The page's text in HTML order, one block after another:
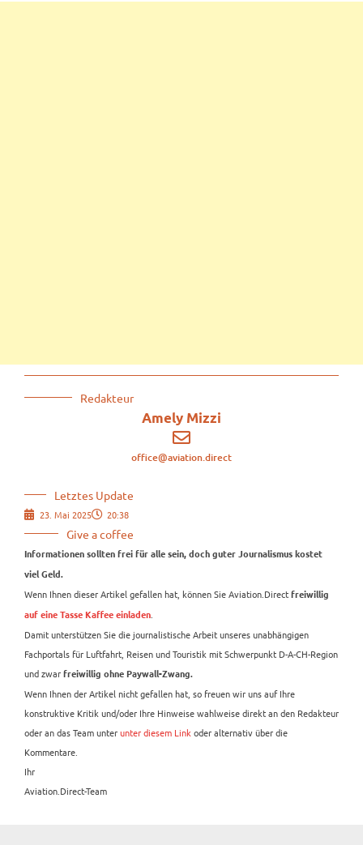
Redakteur
Amely Mizzi
office@aviation.direct
Letztes Update
23. Mai 2025 20:38
Give a coffee
Informationen sollten frei für alle sein, doch guter Journalismus kostet
viel Geld.
Wenn Ihnen dieser Artikel gefallen hat, können Sie Aviation.Direct freiwillig
auf eine Tasse Kaffee einladen
Damit unterstützen Sie die journalistische Arbeit unseres unabhängigen
Fachportals für Luftfahrt, Reisen und Touristik mit Schwerpunkt D-A-CH-Region
und zwar freiwillig ohne Paywall-Zwang.
Wenn Ihnen der Artikel nicht gefallen hat, so freuen wir uns auf Ihre
konstruktive Kritik und/oder Ihre Hinweise wahlweise direkt an den Redakteur
oder an das Team unterunter diesem Link oder alternativ über die
Kommentare.
Ihr
Aviation.Direct-Team